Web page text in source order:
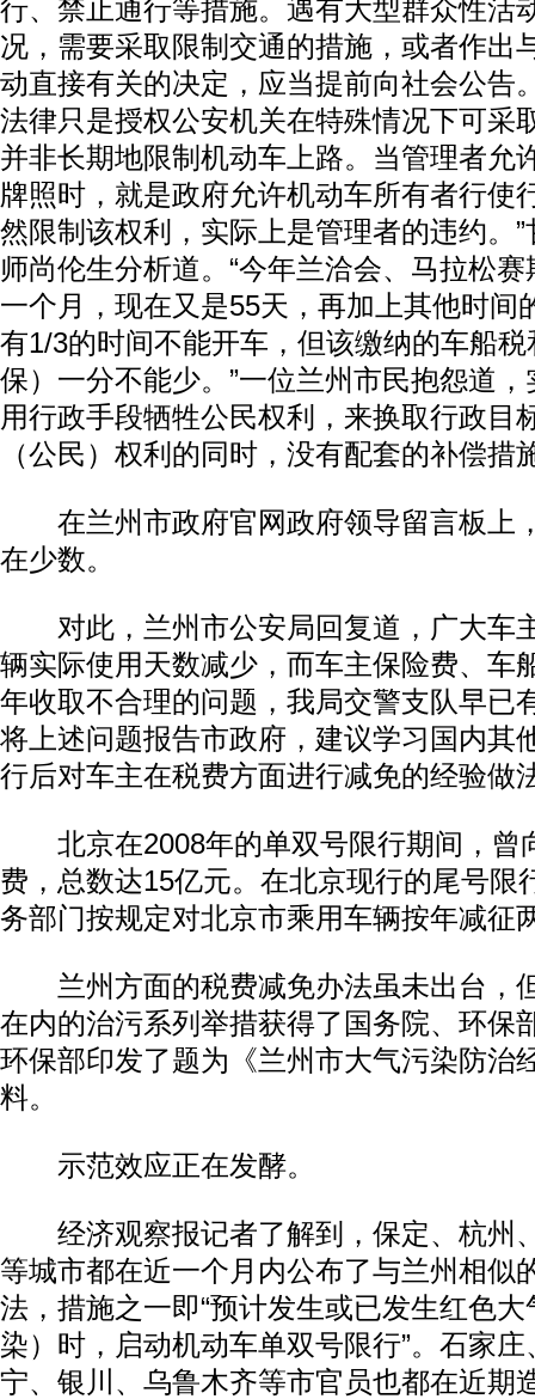
行、禁止通行等措施。遇有大型群众性活
况，需要采取限制交通的措施，或者作出
动直接有关的决定，应当提前向社会公告
法律只是授权公安机关在特殊情况下可采
并非长期地限制机动车上路。当管理者允
牌照时，就是政府允许机动车所有者行使
然限制该权利，实际上是管理者的违约。
师尚伦生分析道。“今年兰洽会、马拉松
一个月，现在又是55天，再加上其他时间
有1/3的时间不能开车，但该缴纳的车船
保）一分不能少。”一位兰州市民抱怨道
用行政手段牺牲公民权利，来换取行政目
（公民）权利的同时，没有配套的补偿措
在兰州市政府官网政府领导留言板上
在少数。
对此，兰州市公安局回复道，广大车
辆实际使用天数减少，而车主保险费、车
年收取不合理的问题，我局交警支队早已
将上述问题报告市政府，建议学习国内其
行后对车主在税费方面进行减免的经验做
北京在2008年的单双号限行期间，曾
费，总数达15亿元。在北京现行的尾号限
务部门按规定对北京市乘用车辆按年减征
兰州方面的税费减免办法虽未出台，
在内的治污系列举措获得了国务院、环保
环保部印发了题为《兰州市大气污染防治
料。
示范效应正在发酵。
经济观察报记者了解到，保定、杭州
等城市都在近一个月内公布了与兰州相似
法，措施之一即“预计发生或已发生红色
染）时，启动机动车单双号限行”。石家
宁、银川、乌鲁木齐等市官员也都在近期